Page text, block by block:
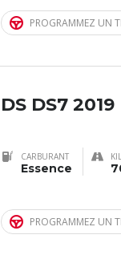
PROGRAMMEZ UN
DS DS7 2019
CARBURANT
Essence
PROGRAMMEZ UN